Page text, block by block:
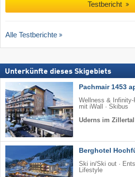
Testbericht
Alle Testberichte
Unterkünfte dieses Skigebiets
Pachmair 1453
Wellness & Infinity-
mit iWall · Skibus
Uderns im Zillertal
Berghotel
Ski in/Ski out ·
Lifestyle